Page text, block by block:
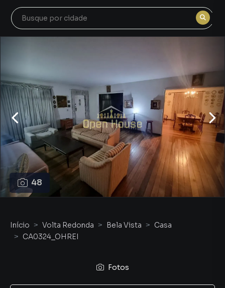
48
Início Volta Redonda Bela Vista
Casa
CA0324_OHREI
Fotos